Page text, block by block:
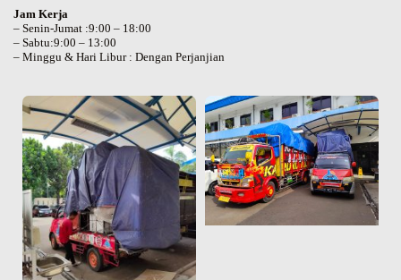
Jam Kerja
– Senin-Jumat :9:00 – 18:00
– Sabtu:9:00 – 13:00
– Minggu & Hari Libur : Dengan Perjanjian